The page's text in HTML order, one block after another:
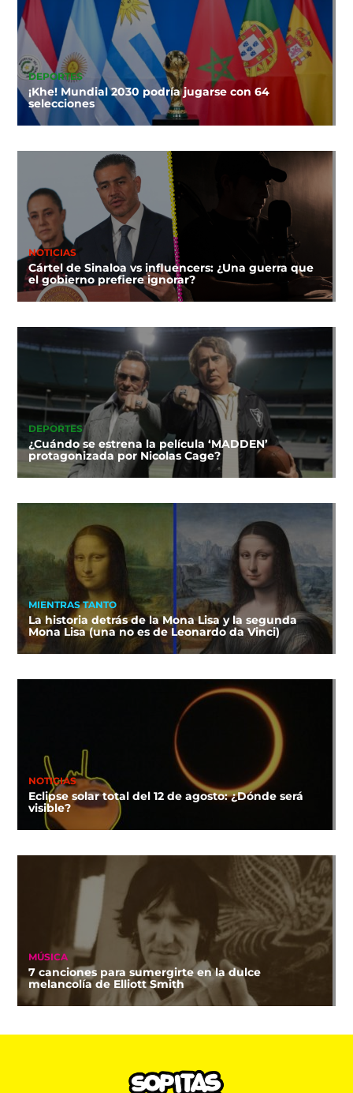
DEPORTES
¡Khe! Mundial 2030 podría jugarse con 64
selecciones
NOTICIAS
Cártel de Sinaloa vs influencers: ¿Una guerra que
el gobierno prefiere ignorar?
DEPORTES
¿Cuándo se estrena la película ‘MADDEN’
protagonizada por Nicolas Cage?
MIENTRAS TANTO
La historia detrás de la Mona Lisa y la segunda
Mona Lisa (una no es de Leonardo da Vinci)
NOTICIAS
Eclipse solar total del 12 de agosto: ¿Dónde será
visible?
MÚSICA
7 canciones para sumergirte en la dulce
melancolía de Elliott Smith